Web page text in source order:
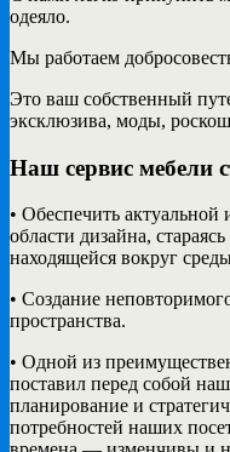
одеяло.
Мы работаем
Это ваш собственный
эксклюзива, моды,
Наш сервис мебели
• Обеспечить
области дизайна,
находящейся вокруг
• Создание
пространства.
• Одной из
поставил перед собой
планирование и
потребностей наших